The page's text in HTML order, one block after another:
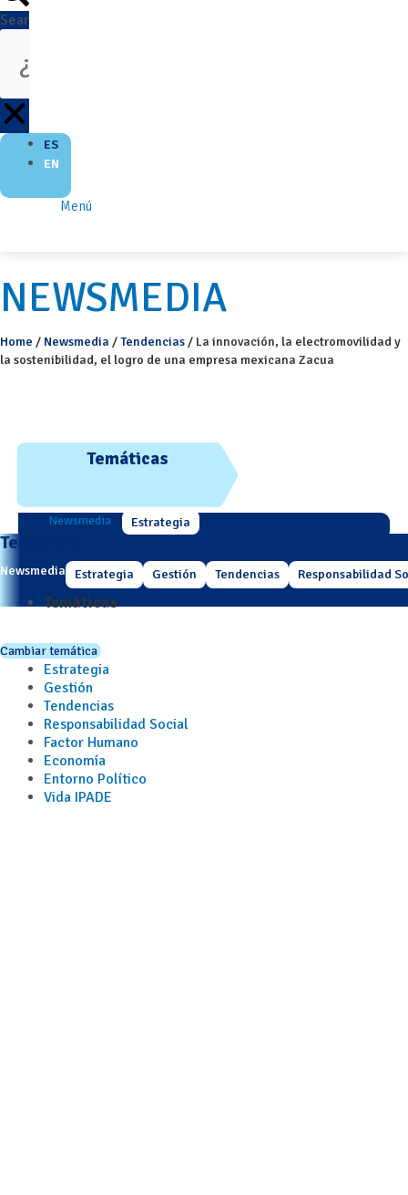
Search
ES
EN
Menú
NEWSMEDIA
Home / Newsmedia /Tendencias / La innovación, la electromovilidad y
la sostenibilidad, el logro de una empresa mexicana Zacua
Temáticas
Newsmedia Estrategia
Temáticas
Newsmedia Estrategia Gestión Tendencias Responsabilidad
Temáticas
Cambiar temática
Estrategia
Gestión
Tendencias
Responsabilidad Social
Factor Humano
Economía
Entorno Político
Vida IPADE